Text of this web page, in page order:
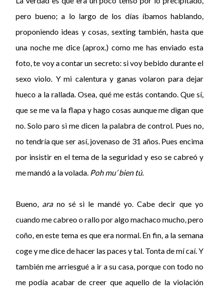
pero bueno; a lo largo de los días íbamos hablando,
proponiendo ideas y cosas, sexting también, hasta que
una noche me dice (aprox.) como me has enviado esta
foto, te voy a contar un secreto: si voy bebido durante el
sexo violo. Y mi calentura y ganas volaron para dejar
hueco a la rallada. Osea, qué me estás contando. Que sí,
que se me va la flapa y hago cosas aunque me digan que
no. Solo paro si me dicen la palabra de control. Pues no,
no tendría que ser así, jovenaso de 31 años. Pues encima
por insistir en el tema de la seguridad y eso se cabreó y
me mandó a la volada. Poh mu’ bien tú.
Bueno, arano sé si le mandé yo. Cabe decir que yo
cuando me cabreo o rallo por algo machaco mucho, pero
coño, en este tema es que era normal. En fin, a la semana
coge y me dice de hacer las paces y tal. Tonta de mí caí. Y
también me arriesgué a ir a su casa, porque con todo no
me podía acabar de creer que aquello de la violación